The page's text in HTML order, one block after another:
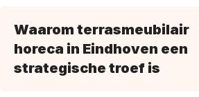
Waarom terrasmeubilair
horeca in Eindhoven een
strategische troef is